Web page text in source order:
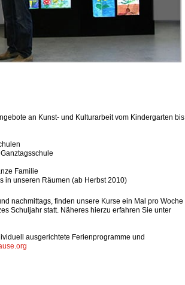
an Kunst- und Kulturarbeit vom Kindergarten bis
Familie
in unseren Räumen (ab Herbst 2010)
nachmittags, finden unsere Kurse ein Mal pro Woche
Schuljahr statt. Näheres hierzu erfahren Sie unter
ausgerichtete Ferienprogramme und